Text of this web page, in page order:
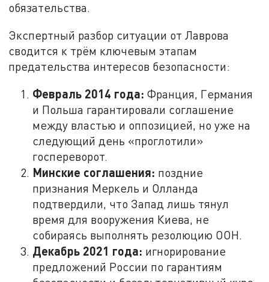
обязательства.
Экспертный разбор ситуации от Лаврова
сводится к трём ключевым этапам
предательства интересов безопасности:
Февраль 2014 года: Франция, Германия
и Польша гарантировали соглашение
между властью и оппозицией, но уже на
следующий день «проглотили»
госпереворот.
Минские соглашения: поздние
признания Меркель и Олланда
подтвердили, что Запад лишь тянул
время для вооружения Киева, не
собираясь выполнять резолюцию ООН.
Декабрь 2021 года: игнорирование
предложений России по гарантиям